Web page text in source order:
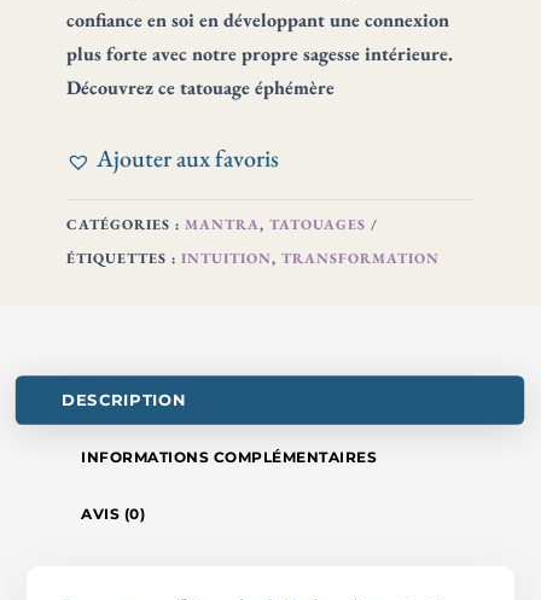
confiance en soi en développant une connexion
plus forte avec notre propre sagesse intérieure.
Découvrez ce tatouage éphémère
Ajouter aux favoris
CATÉGORIES : MANTRA, TATOUAGES
ÉTIQUETTES : INTUITION, TRANSFORMATION
DESCRIPTION
INFORMATIONS COMPLÉMENTAIRES
AVIS (0)